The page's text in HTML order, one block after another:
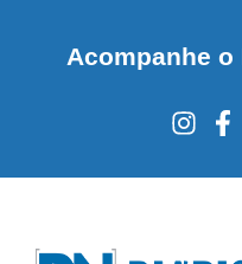
Acompanhe o